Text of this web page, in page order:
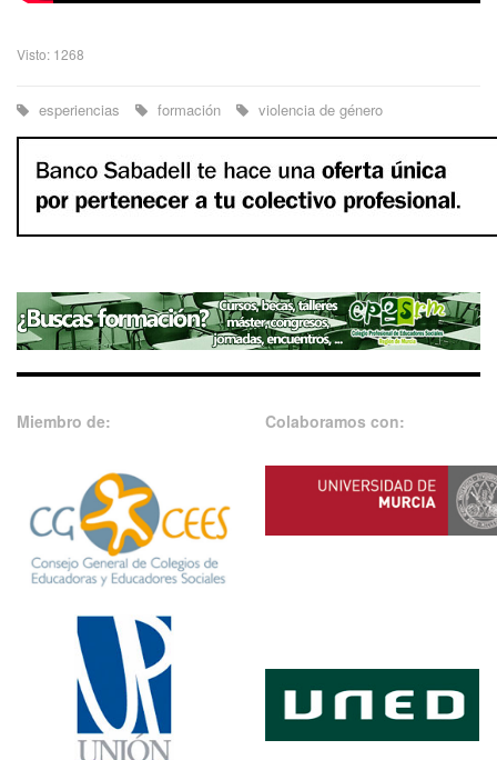
Visto: 1268
esperiencias formación violencia de género
Miembro de: Colaboramos con: